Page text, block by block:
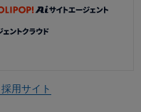
採用サイト